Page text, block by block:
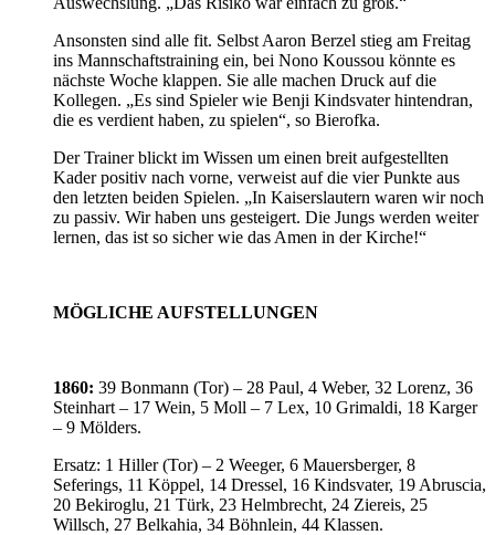
Ansonsten sind alle fit. Selbst Aaron Berzel stieg am Freitag
ins Mannschaftstraining ein, bei Nono Koussou könnte es
nächste Woche klappen. Sie alle machen Druck auf die
Kollegen. „Es sind Spieler wie Benji Kindsvater hintendran,
die es verdient haben, zu spielen“, so Bierofka.
Der Trainer blickt im Wissen um einen breit aufgestellten
Kader positiv nach vorne, verweist auf die vier Punkte aus
den letzten beiden Spielen. „In Kaiserslautern waren wir noch
zu passiv. Wir haben uns gesteigert. Die Jungs werden weiter
lernen, das ist so sicher wie das Amen in der Kirche!“
MÖGLICHE AUFSTELLUNGEN
1860: 39 Bonmann (Tor) – 28 Paul, 4 Weber, 32 Lorenz, 36
Steinhart – 17 Wein, 5 Moll – 7 Lex, 10 Grimaldi, 18 Karger
– 9 Mölders.
Ersatz: 1 Hiller (Tor) – 2 Weeger, 6 Mauersberger, 8
Seferings, 11 Köppel, 14 Dressel, 16 Kindsvater, 19 Abruscia,
20 Bekiroglu, 21 Türk, 23 Helmbrecht, 24 Ziereis, 25
Willsch, 27 Belkahia, 34 Böhnlein, 44 Klassen.